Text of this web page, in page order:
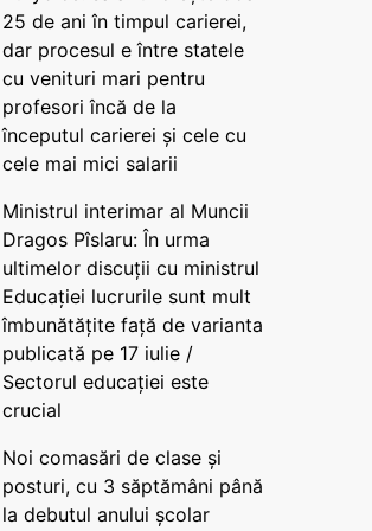
25 de ani în timpul carierei,
dar procesul e între statele
cu venituri mari pentru
profesori încă de la
începutul carierei și cele cu
cele mai mici salarii
Ministrul interimar al Muncii
Dragos Pîslaru: În urma
ultimelor discuții cu ministrul
Educației lucrurile sunt mult
îmbunătățite față de varianta
publicată pe 17 iulie /
Sectorul educației este
crucial
Noi comasări de clase și
posturi, cu 3 săptămâni până
la debutul anului școlar